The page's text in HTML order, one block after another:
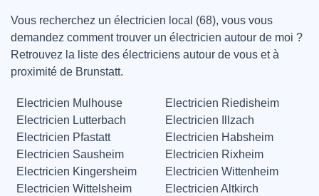
Vous recherchez un électricien local (68), vous vous
demandez comment trouver un électricien autour de moi ?
Retrouvez la liste des électriciens autour de vous et à
proximité de Brunstatt.
Electricien Mulhouse
Electricien Riedisheim
Electricien Lutterbach
Electricien Illzach
Electricien Pfastatt
Electricien Habsheim
Electricien Sausheim
Electricien Rixheim
Electricien Kingersheim
Electricien Wittenheim
Electricien Wittelsheim
Electricien Altkirch